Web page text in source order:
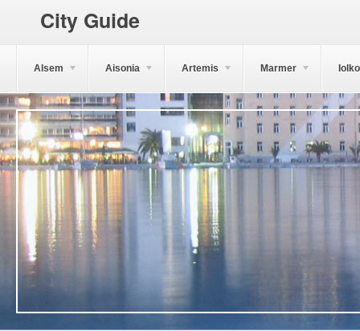
City Guide
Alsem Aisonia Artemis Marmer